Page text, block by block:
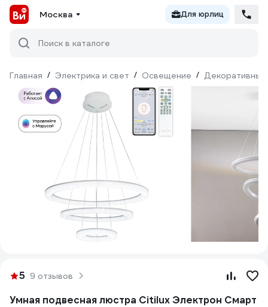
Москва Для юрлиц
Поиск в каталоге
Главная / Электрика и свет / Освещение / Декоративный
5 9 отзывов
Умная подвесная люстра Citilux Электрон Смарт